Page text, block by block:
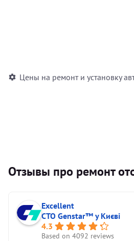
Цены на ремонт и установку
Отзывы про ремонт
Excellent
СТО Genstar™ у Києві
4.3
Based on 4092 reviews